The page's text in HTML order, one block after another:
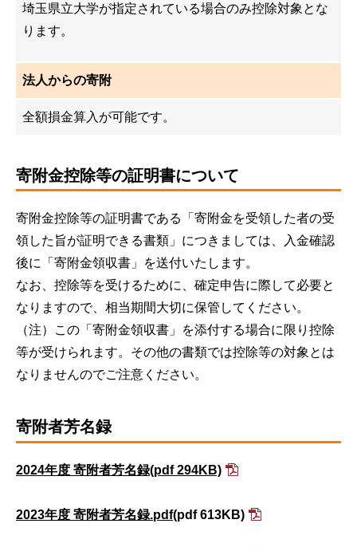
埼玉県立大学が指定されている場合のみ控除対象とな
ります。
法人からの寄附
全額損金算入が可能です。
寄附金控除等の証明書について
寄附金控除等の証明書である「寄附金を受領した者の受
領した旨が証明できる書類」につきましては、入金確認
後に「寄附金領収書」を送付いたします。
なお、控除等を受けるために、確定申告に際して必要と
なりますので、相当期間大切に保管してください。
（注）この「寄附金領収書」を添付する場合に限り控除
等が受けられます。その他の書類では控除等の対象とは
なりませんのでご注意ください。
寄附者芳名録
2024年度 寄附者芳名録(pdf 294KB)
2023年度 寄附者芳名録.pdf(pdf 613KB)